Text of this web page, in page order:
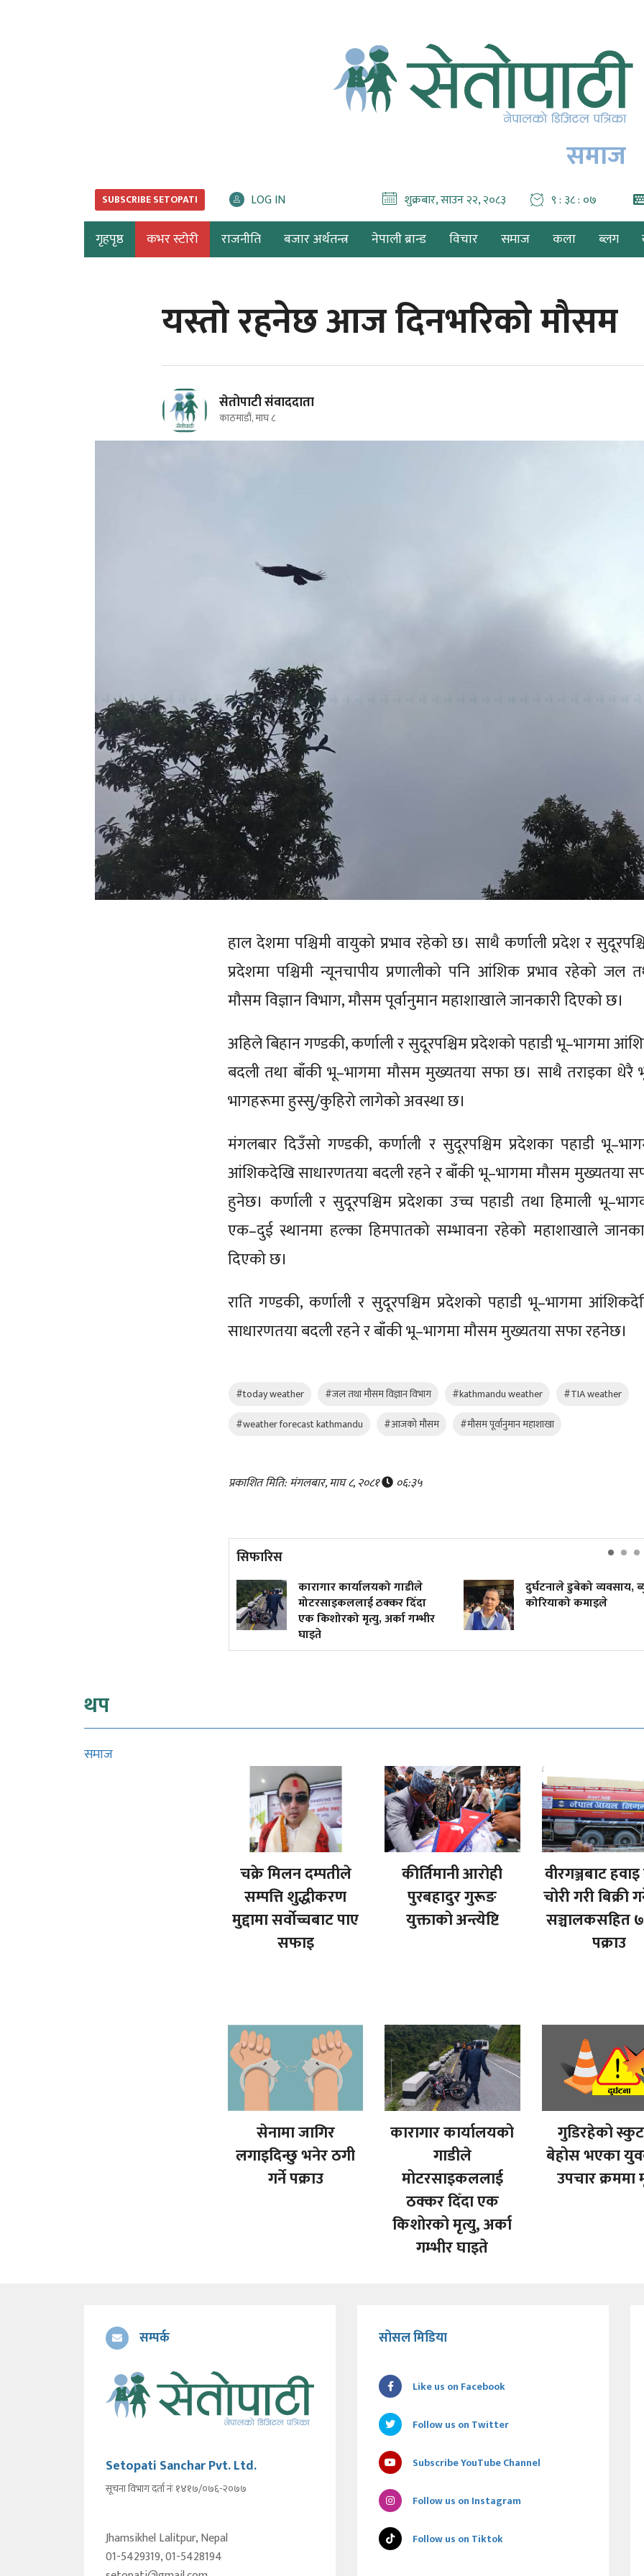
समाज
SUBSCRIBE SETOPATI LOG IN शुक्रबार, साउन २२, २०८३ ९ : ३८ : ०९
गृहपृष्ठ कभर स्टोरी राजनीति बजार अर्थतन्त्र नेपाली ब्रान्ड विचार समाज कला ब्लग
यस्तो रहनेछ आज दिनभरिको मौसम
सेतोपाटी संवाददाता
काठमाडौं, माघ ८
हाल देशमा पश्चिमी वायुको प्रभाव रहेको छ। साथै कर्णाली प्रदेश र
प्रदेशमा पश्चिमी न्यूनचापीय प्रणालीको पनि आंशिक प्रभाव रहेको जल
मौसम विज्ञान विभाग, मौसम पूर्वानुमान महाशाखाले जानकारी दिएको छ।
अहिले बिहान गण्डकी, कर्णाली र सुदूरपश्चिम प्रदेशको पहाडी भू–भागमा
बदली तथा बाँकी भू–भागमा मौसम मुख्यतया सफा छ। साथै तराइका धेरै
भागहरूमा हुस्सु/कुहिरो लागेको अवस्था छ।
मंगलबार दिउँसो गण्डकी, कर्णाली र सुदूरपश्चिम प्रदेशका पहाडी
आंशिकदेखि साधारणतया बदली रहने र बाँकी भू–भागमा मौसम मुख्यतया
हुनेछ। कर्णाली र सुदूरपश्चिम प्रदेशका उच्च पहाडी तथा हिमाली
एक–दुई स्थानमा हल्का हिमपातको सम्भावना रहेको महाशाखाले
दिएको छ।
राति गण्डकी, कर्णाली र सुदूरपश्चिम प्रदेशको पहाडी भू–भागमा
साधारणतया बदली रहने र बाँकी भू–भागमा मौसम मुख्यतया सफा रहनेछ।
#today weather #जल तथा मौसम विज्ञान विभाग #kathmandu weather
#TIA weather
#weather forecast kathmandu
#आजको मौसम #मौसम पूर्वानुमान महाशाखा
प्रकाशित मिति: मंगलबार, माघ ८, २०८१ ०६:३५
सिफारिस
कारागार कार्यालयको गाडीले
मोटरसाइकललाई ठक्कर दिँदा
एक किशोरको मृत्यु, अर्का गम्भीर
घाइते
दुर्घटनाले डुबेको व्यवसाय,
कोरियाको कमाइले
थप
समाज
चक्रे मिलन दम्पतीले
सम्पत्ति शुद्धीकरण
मुद्दामा सर्वोच्चबाट पाए
सफाइ
कीर्तिमानी आरोही
पुरबहादुर गुरूङ
युक्ताको अन्त्येष्टि
वीरगञ्जबाट
चोरी गरी बिक्री
सञ्चालकसहित
पक्राउ
सेनामा जागिर
लगाइदिन्छु भनेर ठगी
गर्ने पक्राउ
कारागार कार्यालयको
गाडीले
मोटरसाइकललाई
ठक्कर दिँदा एक
किशोरको मृत्यु, अर्का
गम्भीर घाइते
गुडिरहेको
बेहोस भएका
उपचार क्रममा
सम्पर्क
Setopati Sanchar Pvt. Ltd.
सूचना विभाग दर्ता नंः १४१७/०७६-२०७७
Jhamsikhel Lalitpur, Nepal
01-5429319, 01-5428194
सोसल मिडिया
Like us on Facebook
Follow us on Twitter
Subscribe YouTube Channel
Follow us on Instagram
Follow us on Tiktok